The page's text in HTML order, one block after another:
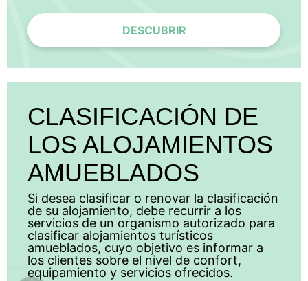
DESCUBRIR
CLASIFICACIÓN DE
LOS ALOJAMIENTOS
AMUEBLADOS
Si desea clasificar o renovar la clasificación
de su alojamiento, debe recurrir a los
servicios de un organismo autorizado para
clasificar alojamientos turísticos
amueblados, cuyo objetivo es informar a
los clientes sobre el nivel de confort,
equipamiento y servicios ofrecidos.